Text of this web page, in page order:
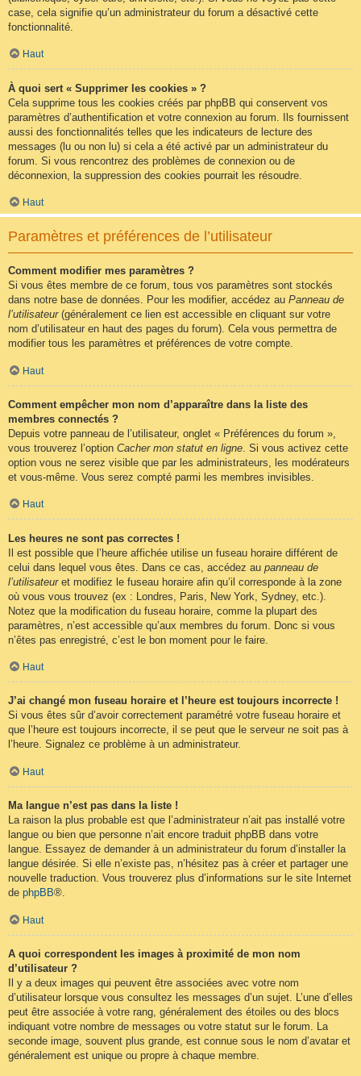
case, cela signifie qu’un administrateur du forum a désactivé cette
fonctionnalité.
Haut
À quoi sert « Supprimer les cookies » ?
Cela supprime tous les cookies créés par phpBB qui conservent vos
paramètres d’authentification et votre connexion au forum. Ils fournissent
aussi des fonctionnalités telles que les indicateurs de lecture des
messages (lu ou non lu) si cela a été activé par un administrateur du
forum. Si vous rencontrez des problèmes de connexion ou de
déconnexion, la suppression des cookies pourrait les résoudre.
Haut
Paramètres et préférences de l’utilisateur
Comment modifier mes paramètres ?
Si vous êtes membre de ce forum, tous vos paramètres sont stockés
dans notre base de données. Pour les modifier, accédez au Panneau de
l’utilisateur(généralement ce lien est accessible en cliquant sur votre
nom d’utilisateur en haut des pages du forum). Cela vous permettra de
modifier tous les paramètres et préférences de votre compte.
Haut
Comment empêcher mon nom d’apparaître dans la liste des
membres connectés ?
Depuis votre panneau de l’utilisateur, onglet « Préférences du forum »,
vous trouverez l’option Cacher mon statut en ligne . Si vous activez cette
option vous ne serez visible que par les administrateurs, les modérateurs
et vous-même. Vous serez compté parmi les membres invisibles.
Haut
Les heures ne sont pas correctes !
Il est possible que l’heure affichée utilise un fuseau horaire différent de
celui dans lequel vous êtes. Dans ce cas, accédez au panneau de
l’utilisateuret modifiez le fuseau horaire afin qu’il corresponde à la zone
où vous vous trouvez (ex : Londres, Paris, New York, Sydney, etc.).
Notez que la modification du fuseau horaire, comme la plupart des
paramètres, n’est accessible qu’aux membres du forum. Donc si vous
n’êtes pas enregistré, c’est le bon moment pour le faire.
Haut
J’ai changé mon fuseau horaire et l’heure est toujours incorrecte !
Si vous êtes sûr d’avoir correctement paramétré votre fuseau horaire et
que l’heure est toujours incorrecte, il se peut que le serveur ne soit pas à
l’heure. Signalez ce problème à un administrateur.
Haut
Ma langue n’est pas dans la liste !
La raison la plus probable est que l’administrateur n’ait pas installé votre
langue ou bien que personne n’ait encore traduit phpBB dans votre
langue. Essayez de demander à un administrateur du forum d’installer la
langue désirée. Si elle n’existe pas, n’hésitez pas à créer et partager une
nouvelle traduction. Vous trouverez plus d’informations sur le site Internet
de phpBB®.
Haut
A quoi correspondent les images à proximité de mon nom
d’utilisateur ?
Il y a deux images qui peuvent être associées avec votre nom
d’utilisateur lorsque vous consultez les messages d’un sujet. L’une d’elles
peut être associée à votre rang, généralement des étoiles ou des blocs
indiquant votre nombre de messages ou votre statut sur le forum. La
seconde image, souvent plus grande, est connue sous le nom d’avatar et
généralement est unique ou propre à chaque membre.